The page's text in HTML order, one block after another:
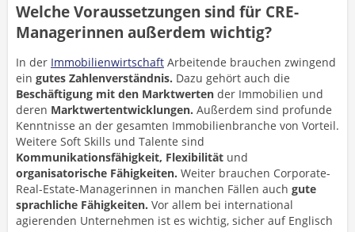
Welche Voraussetzungen sind für CRE-
Managerinnen außerdem wichtig?
In der Immobilienwirtschaft Arbeitende brauchen zwingend
ein gutes Zahlenverständnis. Dazu gehört auch die
Beschäftigung mit den Marktwerten der Immobilien und
deren Marktwertentwicklungen. Außerdem sind profunde
Kenntnisse an der gesamten Immobilienbranche von Vorteil.
Weitere Soft Skills und Talente sind
Kommunikationsfähigkeit, Flexibilität und
organisatorische Fähigkeiten. Weiter brauchen Corporate-
Real-Estate-Managerinnen in manchen Fällen auch gute
sprachliche Fähigkeiten. Vor allem bei international
agierenden Unternehmen ist es wichtig, sicher auf Englisch